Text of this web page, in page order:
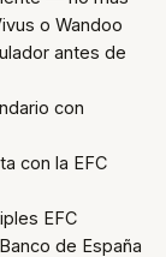
o Wandoo
antes de
con
con la EFC
EFC
de España